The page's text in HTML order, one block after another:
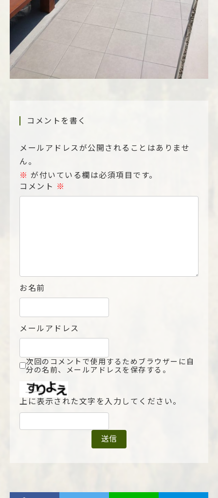
コメントを書く
メールアドレスが公開されることはありませ
ん。
※ が付いている欄は必須項目です。
コメント ※
お名前
メールアドレス
次回のコメントで使用するためブラウザーに自
分の名前、メールアドレスを保存する。
上に表示された文字を入力してください。